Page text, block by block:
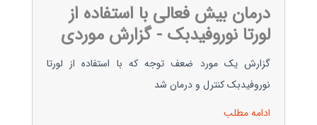
درمان بیش فعالی با استفاده از
لورتا نوروفیدبک - گزارش موردی
گزارش یک مورد ضعف توجه که با استفاده از لورتا
نوروفیدبک کنترل و درمان شد
ادامه مطلب